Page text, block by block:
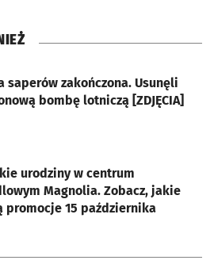
saperów zakończona. Usunęli
bombę lotniczą [ZDJĘCIA]
urodziny w centrum
Magnolia. Zobacz, jakie
promocje 15 października